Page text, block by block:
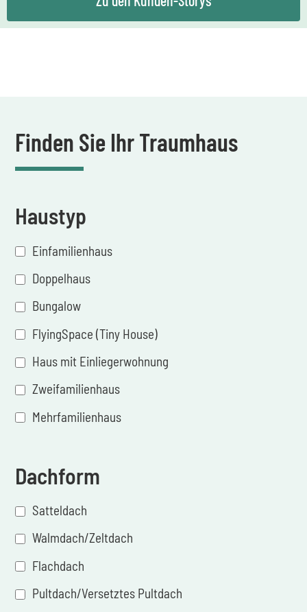
Finden Sie Ihr Traumhaus
Haustyp
Einfamilienhaus
Doppelhaus
Bungalow
FlyingSpace (Tiny House)
Haus mit Einliegerwohnung
Zweifamilienhaus
Mehrfamilienhaus
Dachform
Satteldach
Walmdach/Zeltdach
Flachdach
Pultdach/Versetztes Pultdach